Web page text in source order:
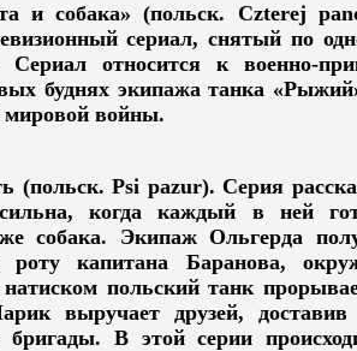
и собака» (польск. Czterej
сериал, снятый по
Сериал относится к военно-
буднях экипажа танка
войны.
(польск. Psi pazur). Серия
когда каждый в ней
собака. Экипаж Ольгерда
капитана Баранова,
польский танк
выручает друзей,
В этой серии